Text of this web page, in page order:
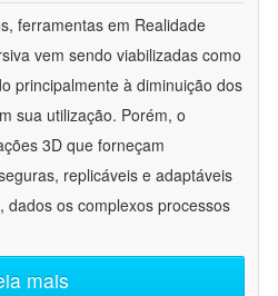
ferramentas em Realidade
vem sendo viabilizadas como
principalmente à diminuição dos
sua utilização. Porém, o
3D que forneçam
replicáveis e adaptáveis
os complexos processos
mais